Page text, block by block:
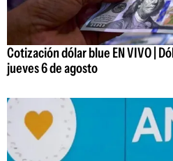
Cotización dólar blue EN VIVO |
jueves 6 de agosto